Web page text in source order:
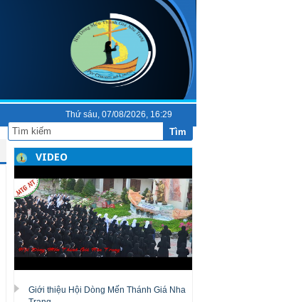
Tìm
Thứ sáu, 07/08/2026, 16:29
VIDEO
Giới thiệu Hội Dòng Mến Thánh Giá Nha